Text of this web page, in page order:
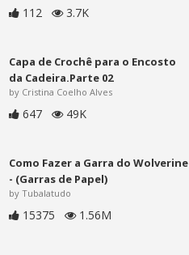
112 3.7K
Capa de Crochê para o Encosto
da Cadeira.Parte 02
by Cristina Coelho Alves
647 49K
Como Fazer a Garra do Wolverine
- (Garras de Papel)
by Tubalatudo
15375 1.56M